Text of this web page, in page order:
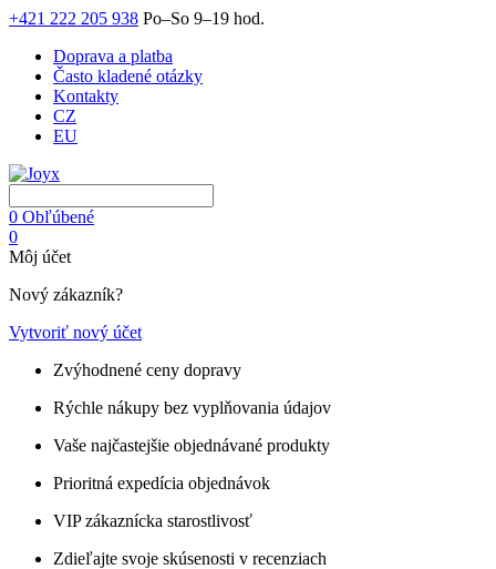
+421 222 205 938 Po–So 9–19 hod.
Doprava a platba
Často kladené otázky
Kontakty
CZ
EU
0 Obľúbené
0
Môj účet
Nový zákazník?
Vytvoriť nový účet
Zvýhodnené ceny dopravy
Rýchle nákupy bez vyplňovania údajov
Vaše najčastejšie objednávané produkty
Prioritná expedícia objednávok
VIP zákaznícka starostlivosť
Zdieľajte svoje skúsenosti v recenziach